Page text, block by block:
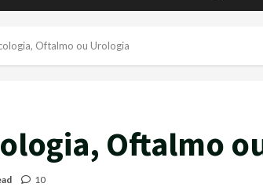
Oftalmo ou Urologia
Oftalmo
10